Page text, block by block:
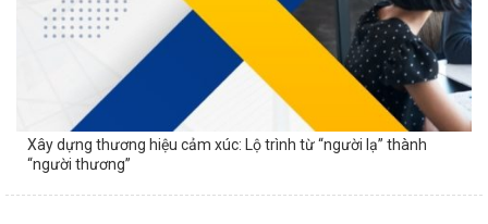
Xây dựng thương hiệu cảm xúc: Lộ trình từ “người lạ” thành
“người thương”